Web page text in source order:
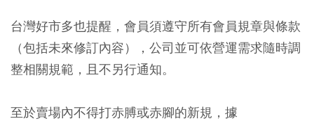
台灣好市多也提醒，會員須遵守所有會員規章與條款
（包括未來修訂內容），公司並可依營運需求隨時調
整相關規範，且不另行通知。
至於賣場內不得打赤膊或赤腳的新規，據